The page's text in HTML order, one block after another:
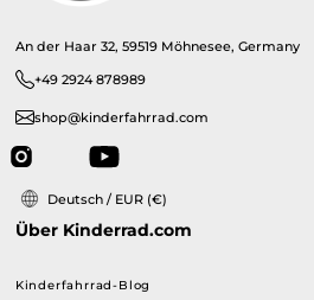
An der Haar 32, 59519 Möhnesee, Germany
+49 2924 878989
shop@kinderfahrrad.com
Deutsch / EUR (€)
Über Kinderrad.com
Kinderfahrrad-Blog